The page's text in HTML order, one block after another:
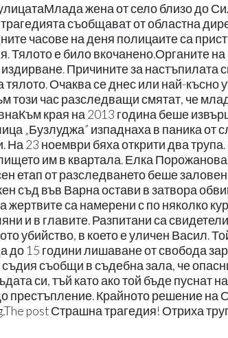
жена от село близо до
съобщават от областна
часове на деня полицаите са
Тялото е било вкочанено.Органите
Причините за настъпилата
Очаква се днес или най-късно
час разследващи смятат, че
края на 2013 година беше
„Бузлуджа” изпаднаха в паника от
На 23 ноември бяха открити два
им в квартала. Елка Порожанова
етап от разследването беше
съд във Варна остави в затвора
жертвите са намерени с по няколко
и в главите. Разпитани са
убийство, в което е уличен Васил.
15 години лишаване от свобода
съобщи в съдебна зала, че
си, тъй като ако той бъде пуснат
престъпление. Крайното решение на
post Страшна трагедия! Отриха